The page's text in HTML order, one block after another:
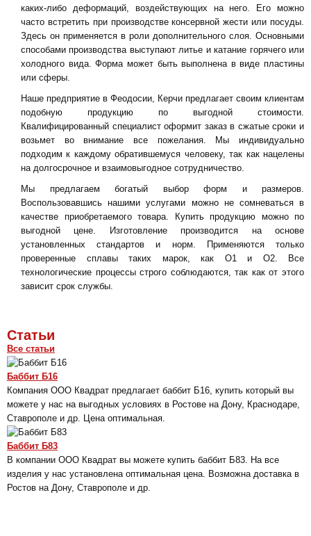
каких-либо деформаций, воздействующих на него. Его можно
часто встретить при производстве консервной жести или посуды.
Здесь он применяется в роли дополнительного слоя. Основными
способами производства выступают литье и катание горячего или
холодного вида. Форма может быть выполнена в виде пластины
или сферы.
Наше предприятие в Феодосии, Керчи предлагает своим клиентам
подобную продукцию по выгодной стоимости.
Квалифицированный специалист оформит заказ в сжатые сроки и
возьмет во внимание все пожелания. Мы индивидуально
подходим к каждому обратившемуся человеку, так как нацелены
на долгосрочное и взаимовыгодное сотрудничество.
Мы предлагаем богатый выбор форм и размеров.
Воспользовавшись нашими услугами можно не сомневаться в
качестве приобретаемого товара. Купить продукцию можно по
выгодной цене. Изготовление производится на основе
установленных стандартов и норм. Применяются только
проверенные сплавы таких марок, как О1 и О2. Все
технологические процессы строго соблюдаются, так как от этого
зависит срок службы.
Статьи
Все статьи
Баббит Б16
Компания ООО Квадрат предлагает баббит Б16, купить который вы
можете у нас на выгодных условиях в Ростове на Дону, Краснодаре,
Ставрополе и др. Цена оптимальная.
Баббит Б83
В компании ООО Квадрат вы можете купить баббит Б83. На все
изделия у нас установлена оптимальная цена. Возможна доставка в
Ростов на Дону, Ставрополе и др.